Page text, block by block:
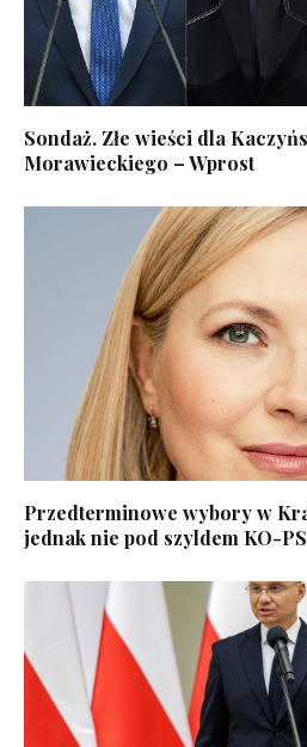
Sondaż. Złe wieści dla
Morawieckiego – Wprost
Przedterminowe wybory w
jednak nie pod szyldem KO-